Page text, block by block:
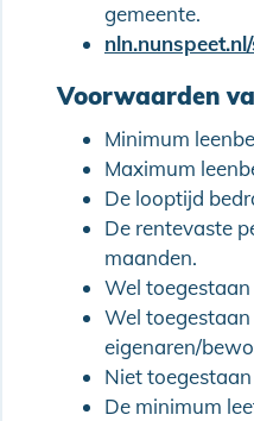
gemeente.
Voorwaarden
Minimum
Maximum
De looptijd
De rentevaste
maanden.
Wel
Wel
eigenaren/
Niet
De minimum